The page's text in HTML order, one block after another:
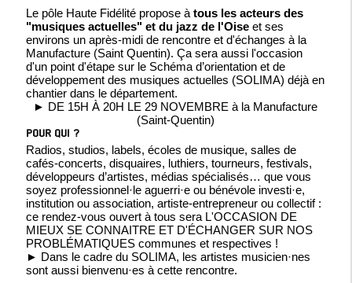
Le pôle Haute Fidélité propose à tous les acteurs des
"musiques actuelles" et du jazz de l'Oiseet ses
environs un après-midi de rencontre et d'échanges à la
Manufacture (Saint Quentin). Ça sera aussi l'occasion
d'un point d'étape sur le Schéma d’orientation et de
développement des musiques actuelles (SOLIMA) déjà en
chantier dans le département.
► DE 15H À 20H LE 29 NOVEMBRE à la Manufacture
(Saint-Quentin)
POUR QUI ?
Radios, studios, labels, écoles de musique, salles de
cafés-concerts, disquaires, luthiers, tourneurs, festivals,
développeurs d’artistes, médias spécialisés… que vous
soyez professionnel·le aguerri·e ou bénévole investi·e,
institution ou association, artiste-entrepreneur ou collectif :
ce rendez-vous ouvert à tous sera L'OCCASION DE
MIEUX SE CONNAITRE ET D'ÉCHANGER SUR NOS
PROBLÉMATIQUES communes et respectives !
► Dans le cadre du SOLIMA, les artistes musicien·nes
sont aussi bienvenu·es à cette rencontre.